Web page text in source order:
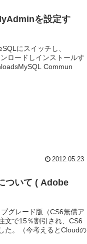
を設定す
にスイッチし、
ロードしインストールす
Commun
2012.05.23
ついて ( Adobe
グレード版（CS6無償ア
文で15％割引され、CS6
た。（今考えるとCloudの